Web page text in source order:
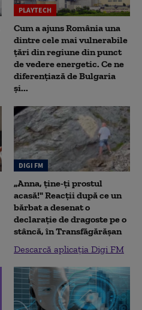
PLAYTECH
Cum a ajuns România una
dintre cele mai vulnerabile
țări din regiune din punct
de vedere energetic. Ce ne
diferențiază de Bulgaria
și...
DIGI FM
„Anna, ţine-ţi prostul
acasă!" Reacţii după ce un
bărbat a desenat o
declaraţie de dragoste pe o
stâncă, în Transfăgărăşan
Descarcă aplicația Digi FM